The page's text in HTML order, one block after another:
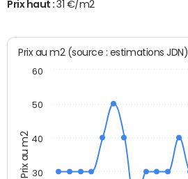
Prix haut :31 €/m2
Prix au m2
Prix au m2 (source : estimations JDN)
30
40
50
60